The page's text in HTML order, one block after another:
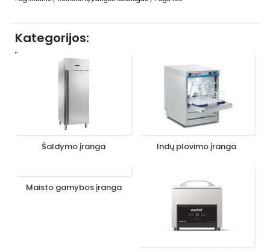
Kategorijos:
Šaldymo įranga Indų plovimo įranga
Maisto gamybos įranga